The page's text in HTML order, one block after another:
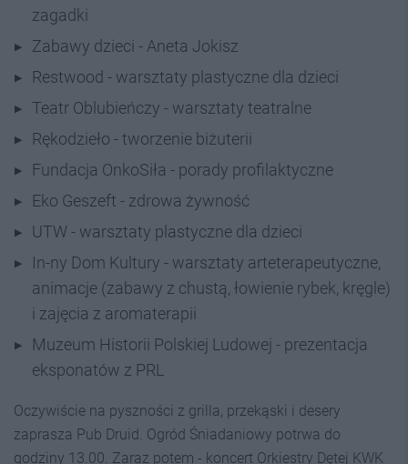
zagadki
Zabawy dzieci - Aneta Jokisz
Restwood - warsztaty plastyczne dla dzieci
Teatr Oblubieńczy - warsztaty teatralne
Rękodzieło - tworzenie biżuterii
Fundacja OnkoSiła - porady profilaktyczne
Eko Geszeft - zdrowa żywność
UTW - warsztaty plastyczne dla dzieci
In-ny Dom Kultury - warsztaty arteterapeutyczne,
animacje (zabawy z chustą, łowienie rybek, kręgle)
i zajęcia z aromaterapii
Muzeum Historii Polskiej Ludowej - prezentacja
eksponatów z PRL
Oczywiście na pyszności z grilla, przekąski i desery
zaprasza Pub Druid. Ogród Śniadaniowy potrwa do
godziny 13.00. Zaraz potem - koncert Orkiestry Dętej KWK